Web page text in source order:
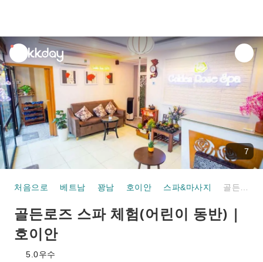
unread
notifications
7
처음으로 베트남 꽝남 호이안 스파&마사지
골든로즈 스파 체험(어린이 동반) |
호이안
5.0우수